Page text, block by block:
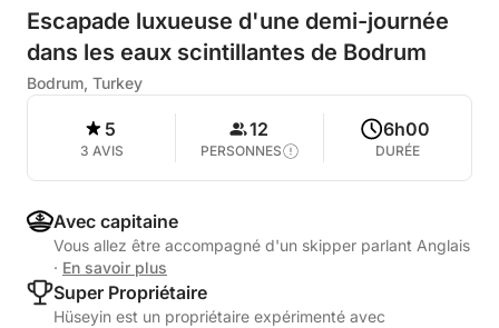
Escapade luxueuse d'une demi-journée
dans les eaux scintillantes de Bodrum
Bodrum, Turkey
5
3 AVIS
12
PERSONNES
6h00
DURÉE
Avec capitaine
Vous allez être accompagné d'un skipper parlant Anglais
· En savoir plus
Super Propriétaire
Hüseyin est un propriétaire expérimenté avec